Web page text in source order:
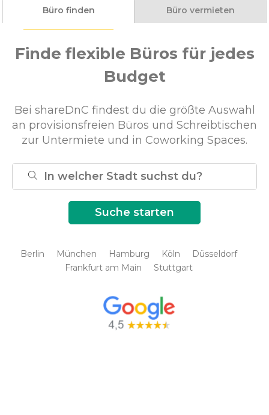
Büro finden Büro vermieten
Finde flexible Büros für jedes
Budget
Bei shareDnC findest du die größte Auswahl
an provisionsfreien Büros und Schreibtischen
zur Untermiete und in Coworking Spaces.
Berlin München Hamburg Köln
Düsseldorf
Frankfurt am Main
Stuttgart